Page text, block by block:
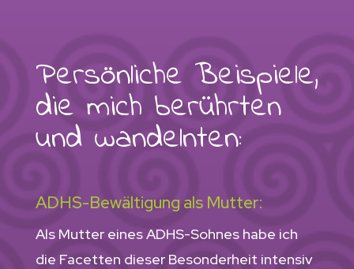
Persönliche Beispiele,
die mich berührten
und wandelnten:
ADHS-Bewältigung als Mutter:
Als Mutter eines ADHS-Sohnes habe ich
die Facetten dieser Besonderheit intensiv